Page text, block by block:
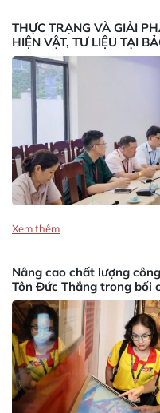
THỰC TRẠNG VÀ GIẢI
HIỆN VẬT, TƯ LIỆU TẠI
Xem thêm
Nâng cao chất lượng
Tôn Đức Thắng trong bối